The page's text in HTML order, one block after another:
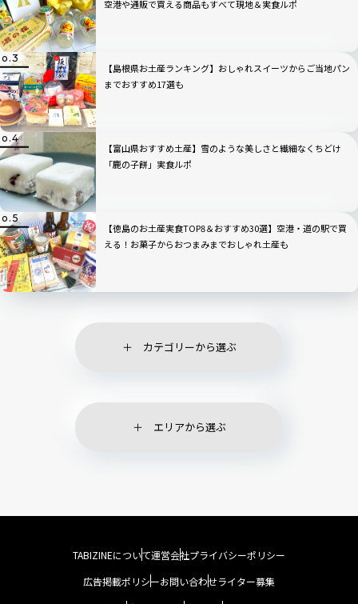
空港や通販で買える商品もすべて現地＆実食ルポ
【島根県お土産ランキング】おしゃれスイーツからご当地パン
までおすすめ17選も
【富山県おすすめ土産】雪のような美しさと繊細なくちどけ
「鹿の子餅」実食ルポ
【徳島のお土産実食TOP8＆おすすめ30選】空港・道の駅で買
える！お菓子からおつまみまでおしゃれ土産も
カテゴリーから選ぶ
エリアから選ぶ
TABIZINEについて運営会社プライバシーポリシー
広告掲載ポリシーお問い合わせライター募集